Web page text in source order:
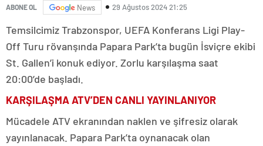
ABONE OL News 29 Ağustos 2024 21:25
Temsilcimiz Trabzonspor, UEFA Konferans Ligi Play-
Off Turu rövanşında Papara Park’ta bugün İsviçre ekibi
St. Gallen’i konuk ediyor. Zorlu karşılaşma saat
20:00’de başladı.
KARŞILAŞMA ATV’DEN CANLI YAYINLANIYOR
Mücadele ATV ekranından naklen ve şifresiz olarak
yayınlanacak. Papara Park’ta oynanacak olan